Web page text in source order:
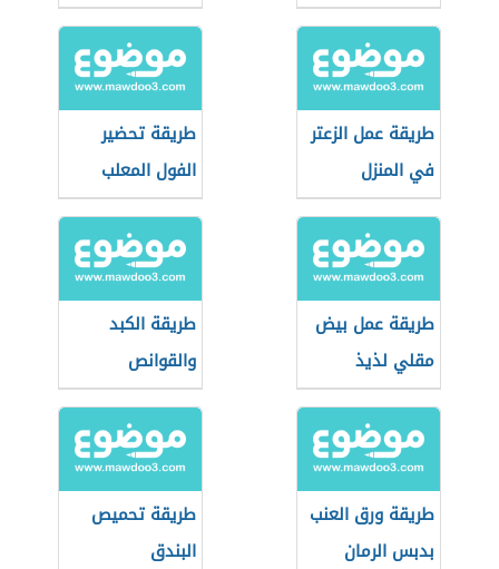
فيديو
طريقة عمل الزعتر
في المنزل
طريقة تحضير
الفول المعلب
طريقة عمل بيض
مقلي لذيذ
طريقة الكبد
والقوانص
طريقة ورق العنب
بدبس الرمان
طريقة تحميص
البندق